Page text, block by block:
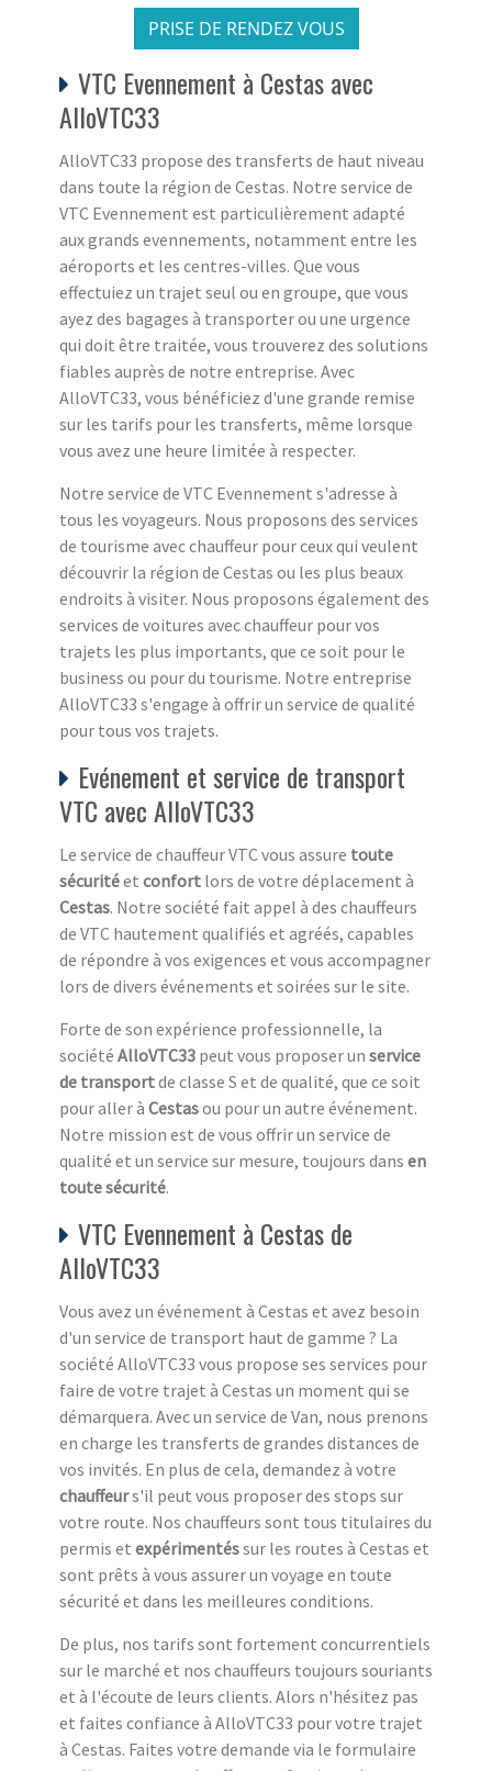
PRISE DE RENDEZ VOUS
VTC Evennement à Cestas avec
AlloVTC33
AlloVTC33 propose des transferts de haut niveau
dans toute la région de Cestas. Notre service de
VTC Evennement est particulièrement adapté
aux grands evennements, notamment entre les
aéroports et les centres-villes. Que vous
effectuiez un trajet seul ou en groupe, que vous
ayez des bagages à transporter ou une urgence
qui doit être traitée, vous trouverez des solutions
fiables auprès de notre entreprise. Avec
AlloVTC33, vous bénéficiez d'une grande remise
sur les tarifs pour les transferts, même lorsque
vous avez une heure limitée à respecter.
Notre service de VTC Evennement s'adresse à
tous les voyageurs. Nous proposons des services
de tourisme avec chauffeur pour ceux qui veulent
découvrir la région de Cestas ou les plus beaux
endroits à visiter. Nous proposons également des
services de voitures avec chauffeur pour vos
trajets les plus importants, que ce soit pour le
business ou pour du tourisme. Notre entreprise
AlloVTC33 s'engage à offrir un service de qualité
pour tous vos trajets.
Evénement et service de transport
VTC avec AlloVTC33
Le service de chauffeur VTC vous assure toute
sécuritéet confort lors de votre déplacement à
Cestas. Notre société fait appel à des chauffeurs
de VTC hautement qualifiés et agréés, capables
de répondre à vos exigences et vous accompagner
lors de divers événements et soirées sur le site.
Forte de son expérience professionnelle, la
société AlloVTC33 peut vous proposer un service
de transportde classe S et de qualité, que ce soit
pour aller à Cestasou pour un autre événement.
Notre mission est de vous offrir un service de
qualité et un service sur mesure, toujours dans en
toute sécurité.
VTC Evennement à Cestas de
AlloVTC33
Vous avez un événement à Cestas et avez besoin
d'un service de transport haut de gamme ? La
société AlloVTC33 vous propose ses services pour
faire de votre trajet à Cestas un moment qui se
démarquera. Avec un service de Van, nous prenons
en charge les transferts de grandes distances de
vos invités. En plus de cela, demandez à votre
chauffeurs'il peut vous proposer des stops sur
votre route. Nos chauffeurs sont tous titulaires du
permis et expérimentéssur les routes à Cestas et
sont prêts à vous assurer un voyage en toute
sécurité et dans les meilleures conditions.
De plus, nos tarifs sont fortement concurrentiels
sur le marché et nos chauffeurs toujours souriants
et à l'écoute de leurs clients. Alors n'hésitez pas
et faites confiance à AlloVTC33 pour votre trajet
à Cestas. Faites votre demande via le formulaire